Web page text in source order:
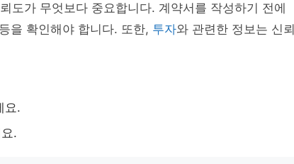
도가 무엇보다 중요합니다. 계약서를 작성하기 전에
을 확인해야 합니다. 또한, 투자와 관련한 정보는 신뢰
요.
.